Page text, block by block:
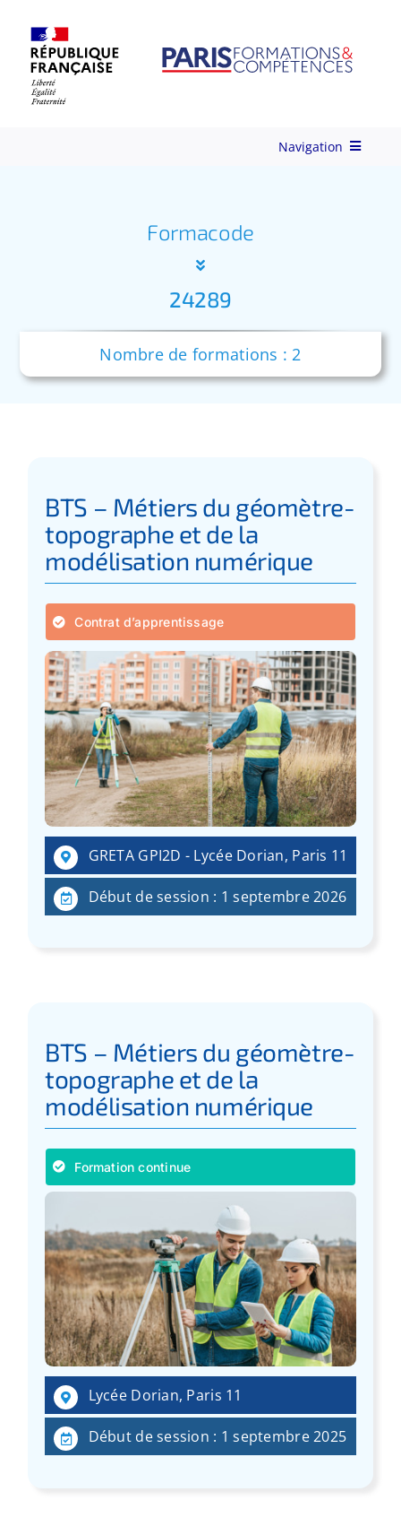
content
Navigation
Formations
Validation des acquis – VAE
Notre Réseau
Actualités
Contact
Recherche
Formacode
24289
Nombre de formations : 2
BTS – Métiers du géomètre-
topographe et de la
modélisation numérique
Contrat d’apprentissage
GRETA GPI2D - Lycée Dorian, Paris 11
Début de session : 1 septembre 2026
BTS – Métiers du géomètre-
topographe et de la
modélisation numérique
Formation continue
Lycée Dorian, Paris 11
Début de session : 1 septembre 2025